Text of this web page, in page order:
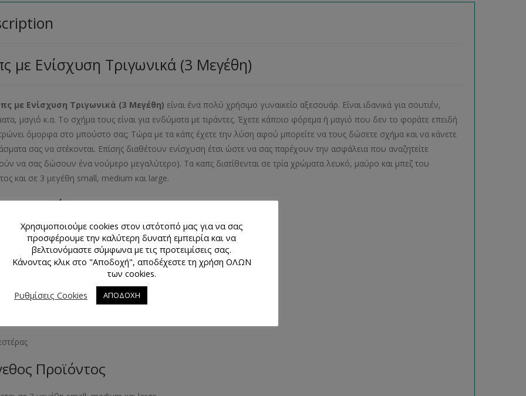
με Ενίσχυση Τριγωνικά (3 Μεγέθη)
με Ενίσχυση Τριγωνικά (3 Μεγέθη) είναι ένα πολύ χρήσιμο γυναικείο αξεσουάρ. Είναι ιδανικά για σουτιέν,
μαγιό κ.α. Το σχήμα τους είναι για ενδύματα με τιράντες. Έχετε κάποιο φόρεμα ή μαγιό που δεν το φοράτε επειδή
όμορφα στο μπούστο σας; Τώρα με τα κάπς έχετε την λύση αφού μπορείτε να τους δώσετε σχήμα και να κάνετε
σας να στέκονται. Επίσης διαθέτουν ενίσχυση έτσι ώστε να σας παρέχουν την ασφάλεια που αναζητείτε
να σας δώσουν ένα νούμερο μεγαλύτερο). Τα καπς διατίθενται σε τρία χρώματα λευκό, μαύρο και μπεζ του
και σε 3 μεγέθη small, medium και large.
Προϊόντος
σε 3 χρώματα λευκό, μαύρο και μπεζ του δέρματος
Τεμαχίων Προϊόντος
Προϊόντος
Προϊόντος
Χρησιμοποιούμε cookies στον ιστότοπό μας για να σας
προσφέρουμε την καλύτερη δυνατή εμπειρία και να
βελτιονόμαστε σύμφωνα με τις προτειμίσεις σας.
Κάνοντας κλικ στο "Αποδοχή", αποδέχεστε τη χρήση ΟΛΩΝ
των cookies.
Ρυθμίσεις Cookies
ΑΠΟΔΟΧΗ